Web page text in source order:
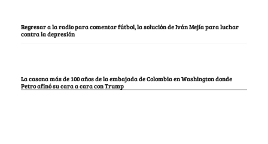
Regresar a la radio para comentar fútbol, la solución de Iván Mejía para luchar
contra la depresión
La casona más de 100 años de la embajada de Colombia en Washington donde
Petro afinó su cara a cara con Trump